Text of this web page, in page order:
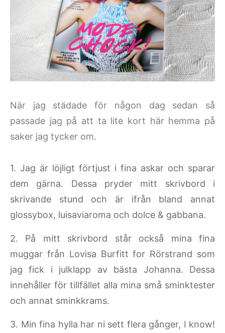
När jag städade för någon dag sedan så
passade jag på att ta lite kort här hemma på
saker jag tycker om.
1. Jag är löjligt förtjust i fina askar och sparar
dem gärna. Dessa pryder mitt skrivbord i
skrivande stund och är ifrån bland annat
glossybox, luisaviaroma och dolce & gabbana.
2. På mitt skrivbord står också mina fina
muggar från Lovisa Burfitt for Rörstrand som
jag fick i julklapp av bästa Johanna. Dessa
innehåller för tillfället alla mina små sminktester
och annat sminkkrams.
3. Min fina hylla har ni sett flera gånger, I know!